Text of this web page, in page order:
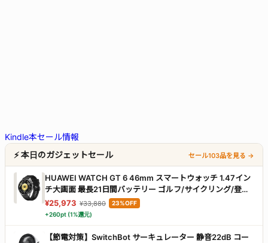
Kindle本セール情報
⚡ 本日のガジェットセール
セール103品を見る →
HUAWEI WATCH GT 6 46mm スマートウォッチ 1.47イン
チ大画面 最長21日間バッテリー ゴルフ/サイクリング/登山
スポーツモード100種類以上 GPS搭載 情緒/健康モニタリン
グ iOS & Android対応 ブラック
¥25,973 ¥33,880
23%OFF
+260pt (1%還元)
【節電対策】SwitchBot サーキュレーター 静音22dB コー